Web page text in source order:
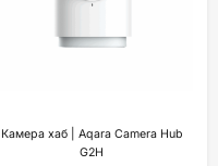
Камера хаб | Aqara Camera Hub
G2H